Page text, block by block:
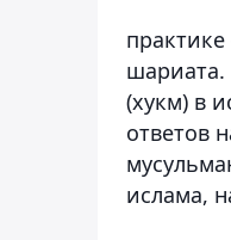
шариата.
(хукм) в
ответов
ислама,